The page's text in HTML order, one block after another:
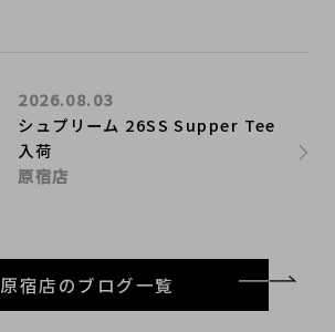
シュプリーム 26SS Supper Tee
入荷
2026.08.03
原宿店
原宿店のブログ一覧